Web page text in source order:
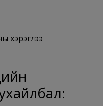
хэрэглээ